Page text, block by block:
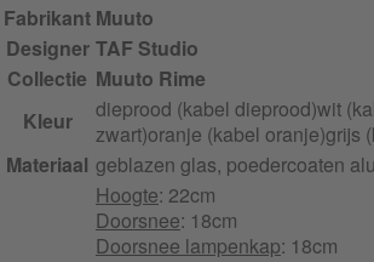
Fabrikant Muuto
Designer TAF Studio
Collectie Muuto Rime
Kleur
dieprood (kabel dieprood)wit
zwart)oranje (kabel oranje)grijs
Materiaal geblazen glas, poedercoaten
Hoogte: 22cm
Doorsnee: 18cm
Doorsnee lampenkap: 18cm